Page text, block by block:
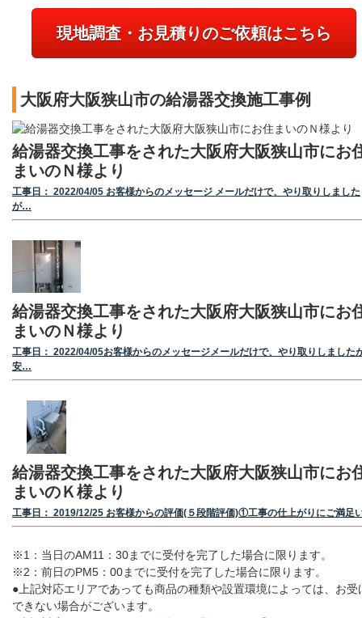
現地調査・お見積りのご依頼はこちら
大阪府大阪狭山市の給湯器交換施工事例
給湯器交換工事をされた大阪府大阪狭山市にお
まいのＮ様より
工事日： 2022/04/05 お客様からのメッセージ メールだけで、やり取りしました
が…
給湯器交換工事をされた大阪府大阪狭山市にお
まいのＮ様より
工事日： 2022/04/05お客様からのメッセージメールだけで、やり取りしました
安…
給湯器交換工事をされた大阪府大阪狭山市にお
まいのＫ様より
工事日： 2019/12/25 お客様からの評価(５段階評価)①工事の仕上がりにご満足
※1：当日のAM11：30までに受付を完了した場合に限ります。
※2：前日のPM5：00までに受付を完了した場合に限ります。
●上記対応エリアであっても商品の種類や設置環境によっては、お受
できない場合がございます。